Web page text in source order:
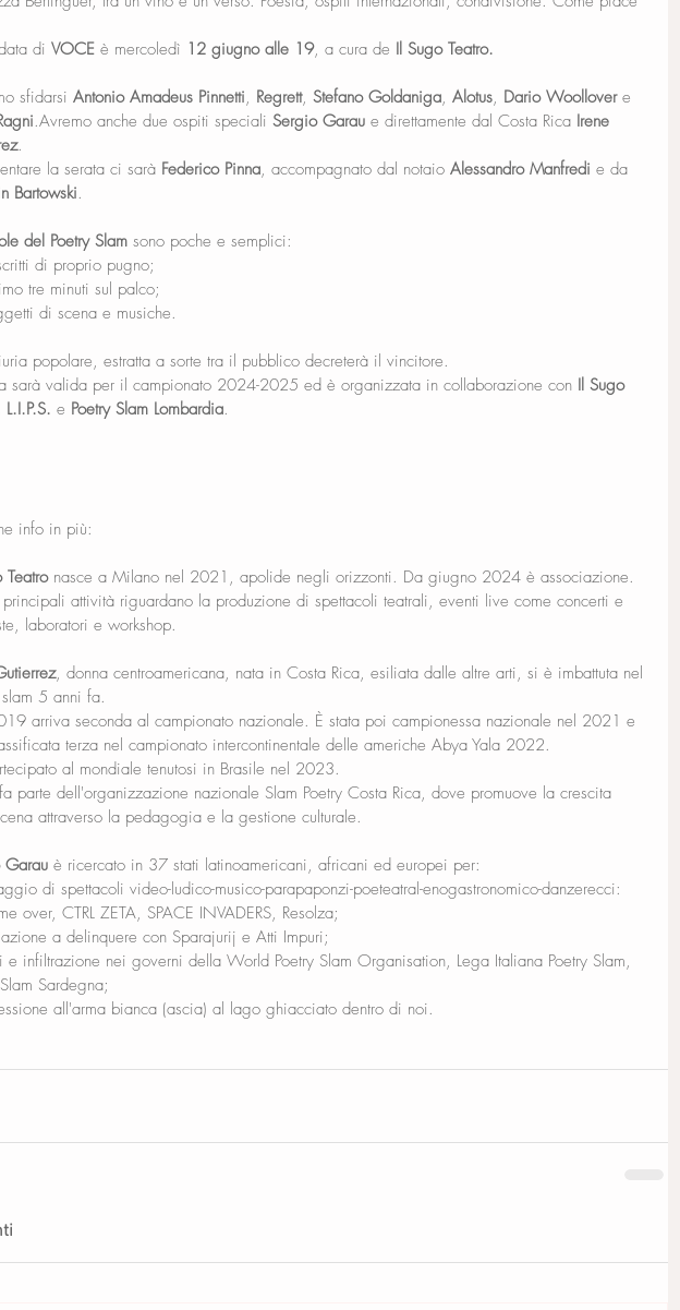
di VOCE è mercoledì 12 giugno alle 19, a cura de Il Sugo Teatro.
sfidarsi Antonio Amadeus Pinnetti, Regrett, Stefano Goldaniga, Alotus, Dario Woollover e
.Avremo anche due ospiti speciali Sergio Garau e direttamente dal Costa Rica Irene
.
la serata ci sarà Federico Pinna, accompagnato dal notaio Alessandro Manfredi e da
Bartowski.
del Poetry Slam sono poche e semplici:
di proprio pugno;
tre minuti sul palco;
di scena e musiche.
popolare, estratta a sorte tra il pubblico decreterà il vincitore.
sarà valida per il campionato 2024-2025 ed è organizzata in collaborazione con Il Sugo
L.I.P.S. e Poetry Slam Lombardia.
info in più:
Teatro nasce a Milano nel 2021, apolide negli orizzonti. Da giugno 2024 è associazione.
principali attività riguardano la produzione di spettacoli teatrali, eventi live come concerti e
laboratori e workshop.
, donna centroamericana, nata in Costa Rica, esiliata dalle altre arti, si è imbattuta nel
5 anni fa.
arriva seconda al campionato nazionale. È stata poi campionessa nazionale nel 2021 e
terza nel campionato intercontinentale delle americhe Abya Yala 2022.
al mondiale tenutosi in Brasile nel 2023.
parte dell'organizzazione nazionale Slam Poetry Costa Rica, dove promuove la crescita
attraverso la pedagogia e la gestione culturale.
Garau è ricercato in 37 stati latinoamericani, africani ed europei per:
di spettacoli video-ludico-musico-parapaponzi-poeteatral-enogastronomico-danzerecci:
over, CTRL ZETA, SPACE INVADERS, Resolza;
a delinquere con Sparajurij e Atti Impuri;
e infiltrazione nei governi della World Poetry Slam Organisation, Lega Italiana Poetry Slam,
Sardegna;
all'arma bianca (ascia) al lago ghiacciato dentro di noi.